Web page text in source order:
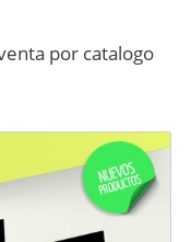
por catalogo